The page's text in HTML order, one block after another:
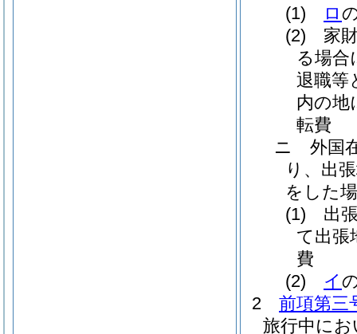
(1)
ロ
(2)
家
る場合
退職等
内の地
転費
ニ
外国
り、出
をした
(1)
出
て出張
費
(2)
イ
2
前項第三
旅行中に